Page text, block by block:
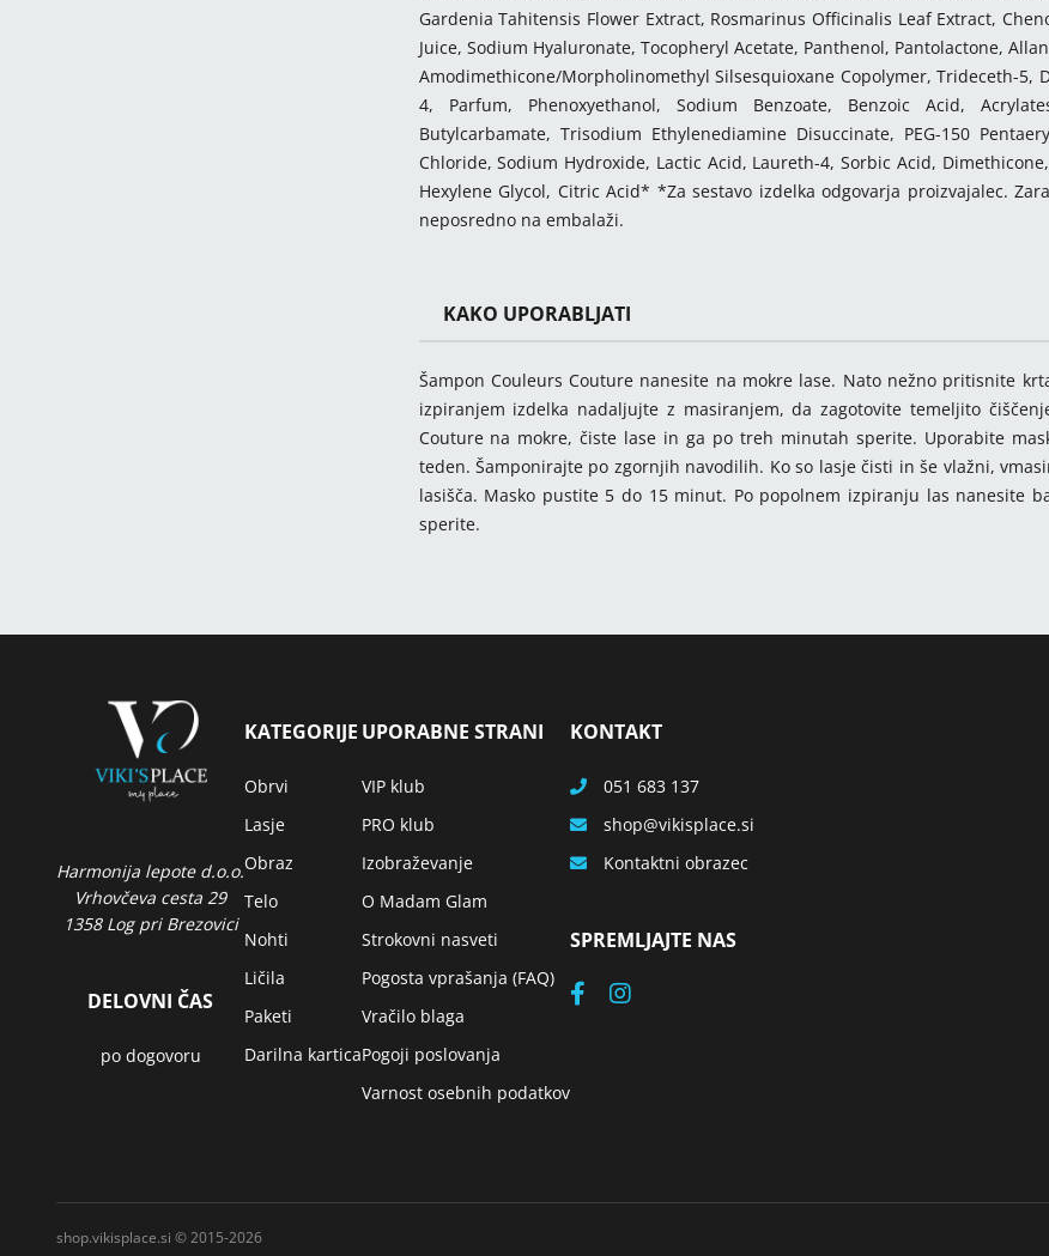
Gardenia Tahitensis Flower Extract, Rosmarinus Officinalis Leaf Extract,
Juice, Sodium Hyaluronate, Tocopheryl Acetate, Panthenol, Pantolactone,
Amodimethicone/Morpholinomethyl Silsesquioxane Copolymer, Trideceth-
4, Parfum, Phenoxyethanol, Sodium Benzoate, Benzoic Acid,
Butylcarbamate, Trisodium Ethylenediamine Disuccinate, PEG-150
Chloride, Sodium Hydroxide, Lactic Acid, Laureth-4, Sorbic Acid,
Hexylene Glycol, Citric Acid* *Za sestavo izdelka odgovarja proizvajalec.
neposredno na embalaži.
KAKO UPORABLJATI
Šampon Couleurs Couture nanesite na mokre lase. Nato nežno pritisnite
izpiranjem izdelka nadaljujte z masiranjem, da zagotovite temeljito
Couture na mokre, čiste lase in ga po treh minutah sperite. Uporabite
teden. Šamponirajte po zgornjih navodilih. Ko so lasje čisti in še vlažni,
lasišča. Masko pustite 5 do 15 minut. Po popolnem izpiranju las nanesite
sperite.
Harmonija lepote d.o.o.
Vrhovčeva cesta 29
1358 Log pri Brezovici
DELOVNI ČAS
po dogovoru
KATEGORIJE
Obrvi
Lasje
Obraz
Telo
Nohti
Ličila
Paketi
Darilna kartica
UPORABNE STRANI
VIP klub
PRO klub
Izobraževanje
O Madam Glam
Strokovni nasveti
Pogosta vprašanja (FAQ)
Vračilo blaga
Pogoji poslovanja
Varnost osebnih podatkov
KONTAKT
051 683 137
shop
vikisplace.si
Kontaktni obrazec
SPREMLJAJTE NAS
shop.vikisplace.si © 2015-2026